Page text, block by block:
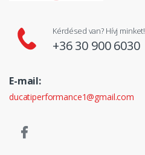
Kérdésed van? Hívj minket!
+36 30 900 6030
E-mail:
ducatiperformance1@gmail.com